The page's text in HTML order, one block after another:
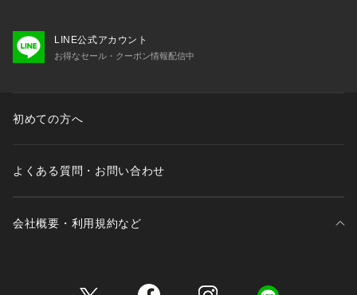
LINE公式アカウント
お得なセール・クーポン情報配信中
初めての方へ
よくある質問・お問い合わせ
会社概要・利用規約など